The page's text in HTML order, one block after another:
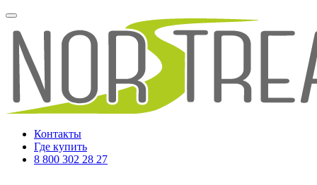
Контакты
Где купить
8 800 302 28 27